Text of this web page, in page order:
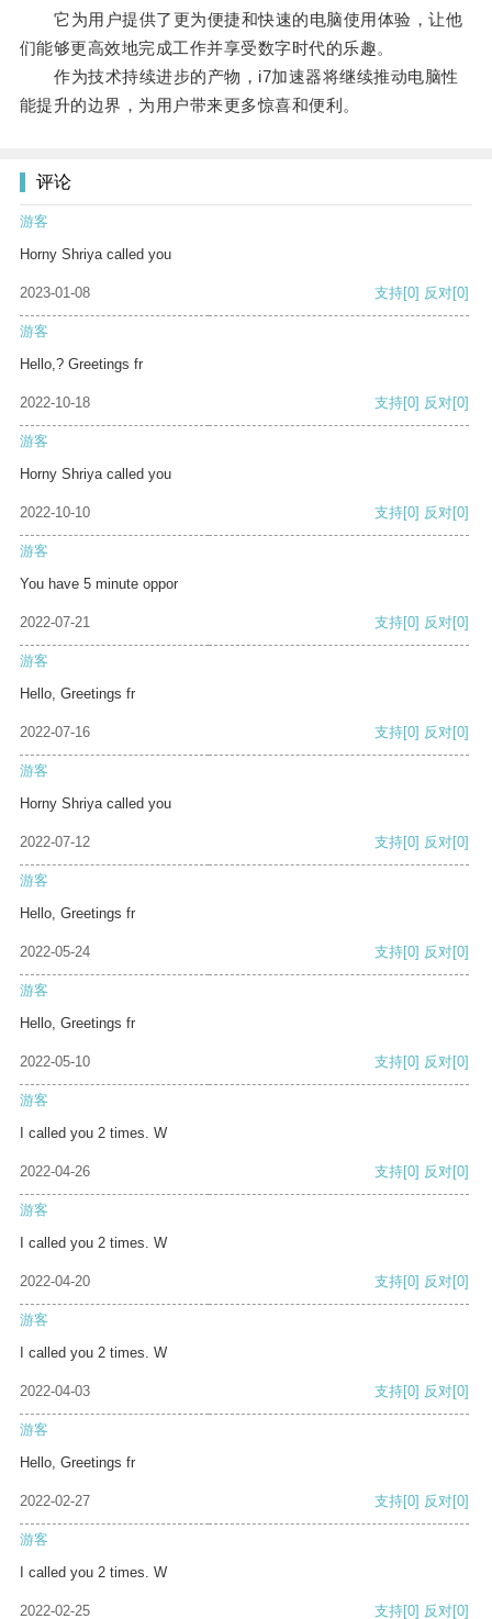
它为用户提供了更为便捷和快速的电脑使用体验，让他
们能够更高效地完成工作并享受数字时代的乐趣。
作为技术持续进步的产物，i7加速器将继续推动电脑性
能提升的边界，为用户带来更多惊喜和便利。
评论
游客
Horny Shriya called you
2023-01-08 支持[0] 反对[0]
游客
Hello,? Greetings fr
2022-10-18 支持[0] 反对[0]
游客
Horny Shriya called you
2022-10-10 支持[0] 反对[0]
游客
You have 5 minute oppor
2022-07-21 支持[0] 反对[0]
游客
Hello, Greetings fr
2022-07-16 支持[0] 反对[0]
游客
Horny Shriya called you
2022-07-12 支持[0] 反对[0]
游客
Hello, Greetings fr
2022-05-24 支持[0] 反对[0]
游客
Hello, Greetings fr
2022-05-10 支持[0] 反对[0]
游客
I called you 2 times. W
2022-04-26 支持[0] 反对[0]
游客
I called you 2 times. W
2022-04-20 支持[0] 反对[0]
游客
I called you 2 times. W
2022-04-03 支持[0] 反对[0]
游客
Hello, Greetings fr
2022-02-27 支持[0] 反对[0]
游客
I called you 2 times. W
2022-02-25 支持[0] 反对[0]